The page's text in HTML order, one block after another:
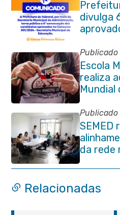
divulga
Escola
realiza
Mundial
SEMED
da rede
Relacionadas